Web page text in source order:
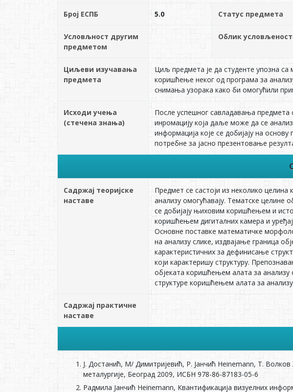
Број ЕСПБ 5.0 Статус предмета
Условљност другим
предметом
Облик
Циљеви изучавања
предмета
Циљ предмета је да студенте упозна
коришћење неког од програма за
снимања узорака како би омогућили
Исходи учења
(стечена знања)
После успешног савладавања предмета
инромацију која даље може да се
информација које се добијају на
потребне за јасно презентовање
Садржај теоријске
наставе
Предмет се састоји из неколико целина
анализу омогућавају. Тематске целине
се добијају њиховим коришћењем и
коришћењем дигиталних камера и
Основне поставке математичке
на анализу слике, издвајање граница
карактеристичних за дефинисање
који карактеришу структуру.
објеката коришћењем алата за анализу
структуре коришћењем алата за
Садржај практичне
наставе
Ј. Достанић, М/ Димитријевић, Р. Јанчић Heinemann, Т.
металургије, Београд 2009, ИСБН 978-86-87183-05-6
Радмила Јанчић Heinemann, Квантификација визуелних